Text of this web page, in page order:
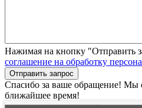
Нажимая на кнопку "Отправить
соглашение на обработку
Отправить запрос
Спасибо за ваше обращение! Мы
ближайшее время!